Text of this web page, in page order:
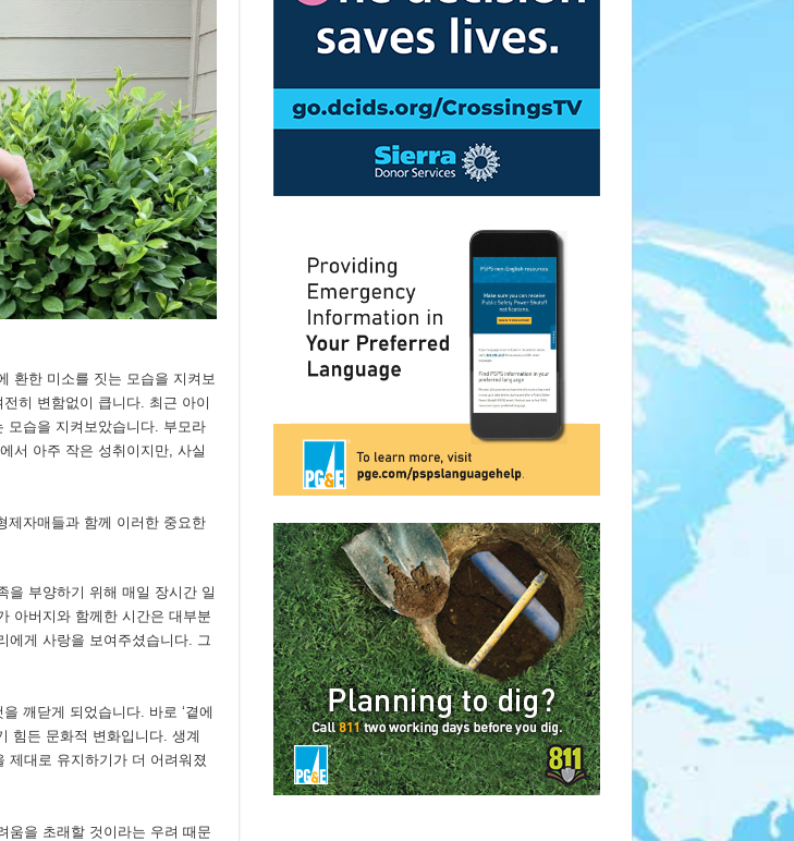
환한 미소를 짓는 모습을 지켜보
히 변함없이 큽니다. 최근 아이
모습을 지켜보았습니다. 부모라
서 아주 작은 성취이지만, 사실
제자매들과 함께 이러한 중요한
을 부양하기 위해 매일 장시간 일
아버지와 함께한 시간은 대부분
에게 사랑을 보여주셨습니다. 그
깨닫게 되었습니다. 바로 ‘곁에
힘든 문화적 변화입니다. 생계
제대로 유지하기가 더 어려워졌
움을 초래할 것이라는 우려 때문